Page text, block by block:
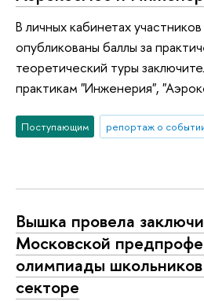
В личных кабинетах
опубликованы баллы за
теоретический туры
практикам "Инженерия",
Поступающим репортаж о
Вышка провела
Московской
олимпиады
секторе